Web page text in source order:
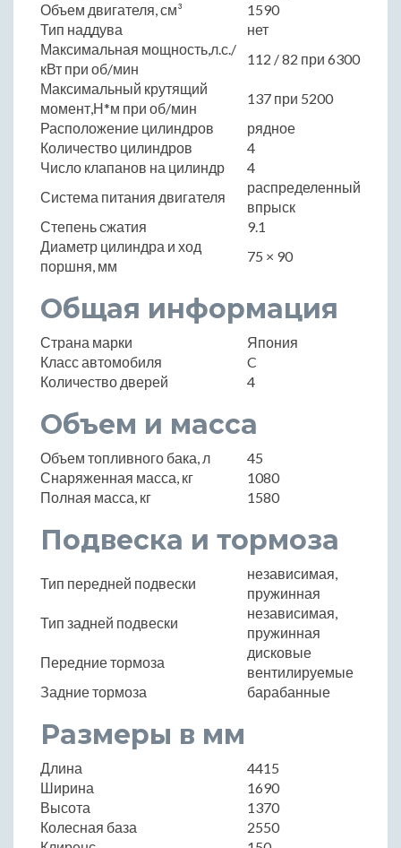
Объем двигателя, см³
1590
Тип наддува
нет
Максимальная мощность,л.с./
кВт при об/мин
112 / 82 при 6300
Максимальный крутящий
момент,Н*м при об/мин
137 при 5200
Расположение цилиндров
рядное
Количество цилиндров
4
Число клапанов на цилиндр
4
Система питания двигателя
распределенный
впрыск
Степень сжатия
9.1
Диаметр цилиндра и ход
поршня, мм
75 × 90
Общая информация
Страна марки
Япония
Класс автомобиля
C
Количество дверей
4
Объем и масса
Объем топливного бака, л
45
Снаряженная масса, кг
1080
Полная масса, кг
1580
Подвеска и тормоза
Тип передней подвески
независимая,
пружинная
Тип задней подвески
независимая,
пружинная
Передние тормоза
дисковые
вентилируемые
Задние тормоза
барабанные
Размеры в мм
Длина
4415
Ширина
1690
Высота
1370
Колесная база
2550